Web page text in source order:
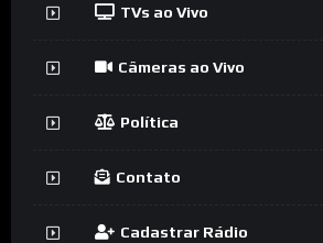
TVs ao Vivo
Câmeras ao Vivo
Política
Contato
Cadastrar Rádio